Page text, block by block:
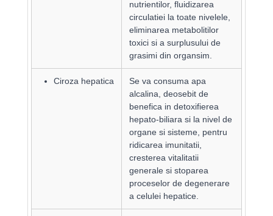
nutrientilor, fluidizarea
circulatiei la toate nivelele,
eliminarea metabolitilor
toxici si a surplusului de
grasimi din organsim.
Ciroza hepatica
Se va consuma apa
alcalina, deosebit de
benefica in detoxifierea
hepato-biliara si la nivel de
organe si sisteme, pentru
ridicarea imunitatii,
cresterea vitalitatii
generale si stoparea
proceselor de degenerare
a celulei hepatice.